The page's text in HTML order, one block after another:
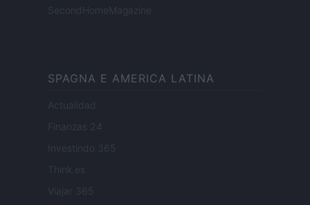
SecondHomeMagazine
SPAGNA E AMERICA LATINA
Actualidad
Finanzas 24
Investindo 365
Think.es
Viajar 365